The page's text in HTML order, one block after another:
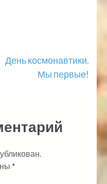
День космонавтики.
Мы первые!
*